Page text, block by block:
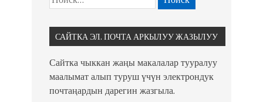
САЙТКА ЭЛ. ПОЧТА АРКЫЛУУ ЖАЗЫЛУУ
Сайтка чыккан жаңы макалалар тууралуу
маалымат алып туруш үчүн электрондук
почтаңардын дарегин жазгыла.